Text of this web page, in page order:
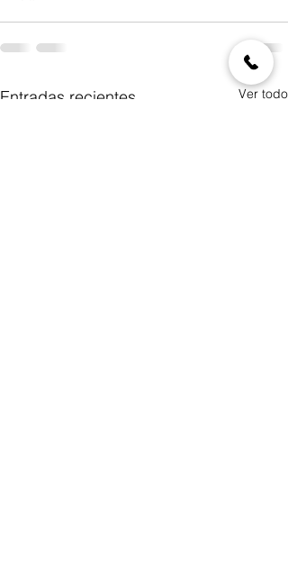
Entradas recientes Ver todo